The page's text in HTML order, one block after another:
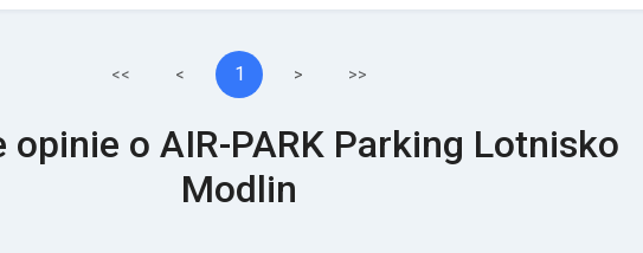
<< < 1 > >>
opinie o AIR-PARK Parking Lotnisko
Modlin